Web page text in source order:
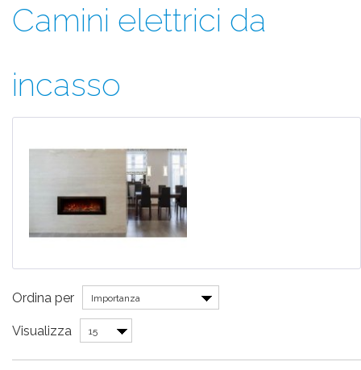
Camini elettrici da
incasso
Ordina per Importanza
Visualizza 15